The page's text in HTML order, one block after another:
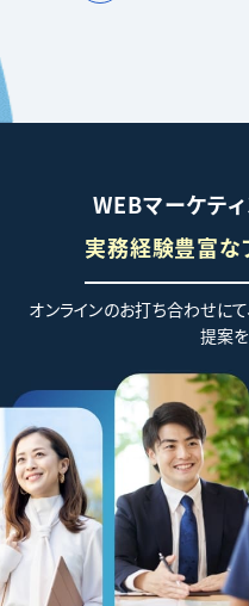
WEBマーケテ
実務経験豊富な
オンラインのお打ち合わせに
提案を